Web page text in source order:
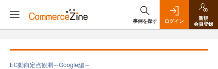
事例を探す ログイン
新規
会員登録
EC動向定点観測～Google編～